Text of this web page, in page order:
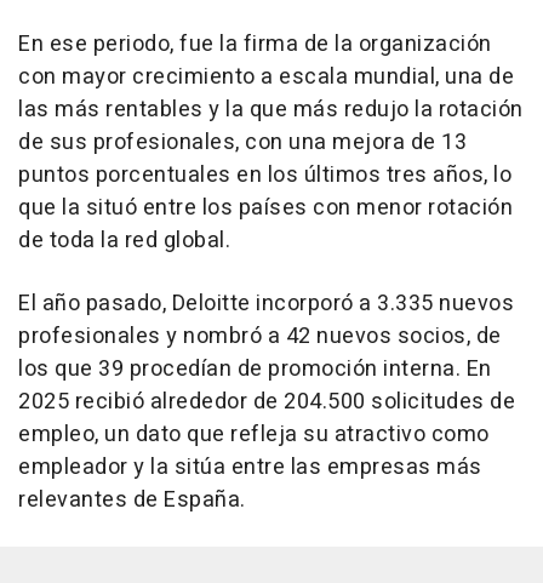
En ese periodo, fue la firma de la organización
con mayor crecimiento a escala mundial, una de
las más rentables y la que más redujo la rotación
de sus profesionales, con una mejora de 13
puntos porcentuales en los últimos tres años, lo
que la situó entre los países con menor rotación
de toda la red global.
El año pasado, Deloitte incorporó a 3.335 nuevos
profesionales y nombró a 42 nuevos socios, de
los que 39 procedían de promoción interna. En
2025 recibió alrededor de 204.500 solicitudes de
empleo, un dato que refleja su atractivo como
empleador y la sitúa entre las empresas más
relevantes de España.